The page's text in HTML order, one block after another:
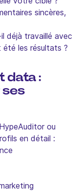
sincères,
déjà travaillé avec
été les résultats ?
data :
ses
ou
en détail :